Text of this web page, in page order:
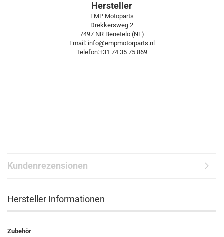
Hersteller
EMP Motoparts
Drekkersweg 2
7497 NR Benetelo (NL)
Email: info@empmotorparts.nl
Telefon:+31 74 35 75 869
Kundenrezensionen
Hersteller Informationen
Zubehör